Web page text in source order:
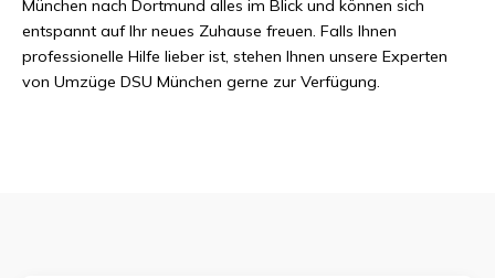
München nach Dortmund alles im Blick und können sich
entspannt auf Ihr neues Zuhause freuen. Falls Ihnen
professionelle Hilfe lieber ist, stehen Ihnen unsere Experten
von Umzüge DSU München gerne zur Verfügung.